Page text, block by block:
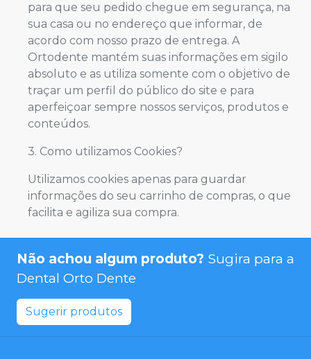
para que seu pedido chegue em segurança, na
sua casa ou no endereço que informar, de
acordo com nosso prazo de entrega. A
Ortodente mantém suas informações em sigilo
absoluto e as utiliza somente com o objetivo de
traçar um perfil do público do site e para
aperfeiçoar sempre nossos serviços, produtos e
conteúdos.
3. Como utilizamos Cookies?
Utilizamos cookies apenas para guardar
informações do seu carrinho de compras, o que
facilita e agiliza sua compra.
Não achou algum produto? Sugira para a
Dental Orto Dente
Sugerir produtos